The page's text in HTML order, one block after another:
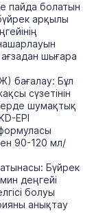
пайда болатын
арқылы
шығара
бағалау: Бұл
сүзетінін
шумақтық
EPI
90-120 мл/
Бүйрек
деңгейі
болуы
анықтау